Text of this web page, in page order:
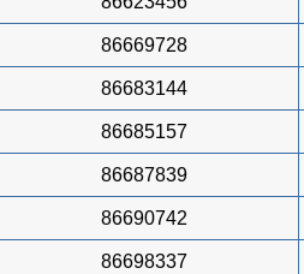
86669728
86683144
86685157
86687839
86690742
86698337